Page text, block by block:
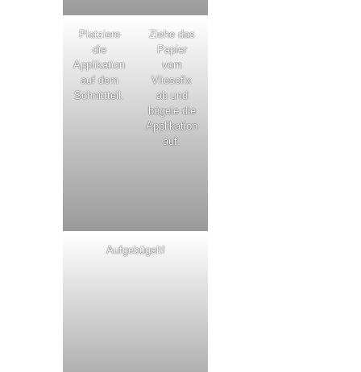
Platziere
die
Applikation
auf dem
Schnittteil.
Ziehe das
Papier
vom
Vliesofix
ab und
bügele die
Applikation
auf.
Aufgebügelt!